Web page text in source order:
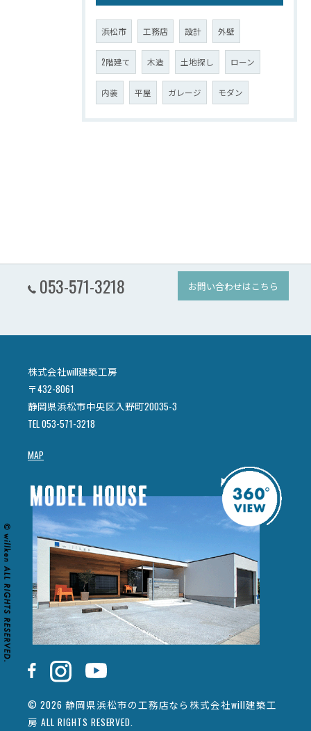
浜松市 工務店 設計 外壁
2階建て 木造 土地探し ローン
内装 平屋 ガレージ モダン
053-571-3218 お問い合わせはこちら
株式会社will建築工房
〒432-8061
静岡県浜松市中央区入野町20035-3
TEL 053-571-3218
MAP
© 2026 静岡県浜松市の工務店なら株式会社will建築工
房 ALL RIGHTS RESERVED.